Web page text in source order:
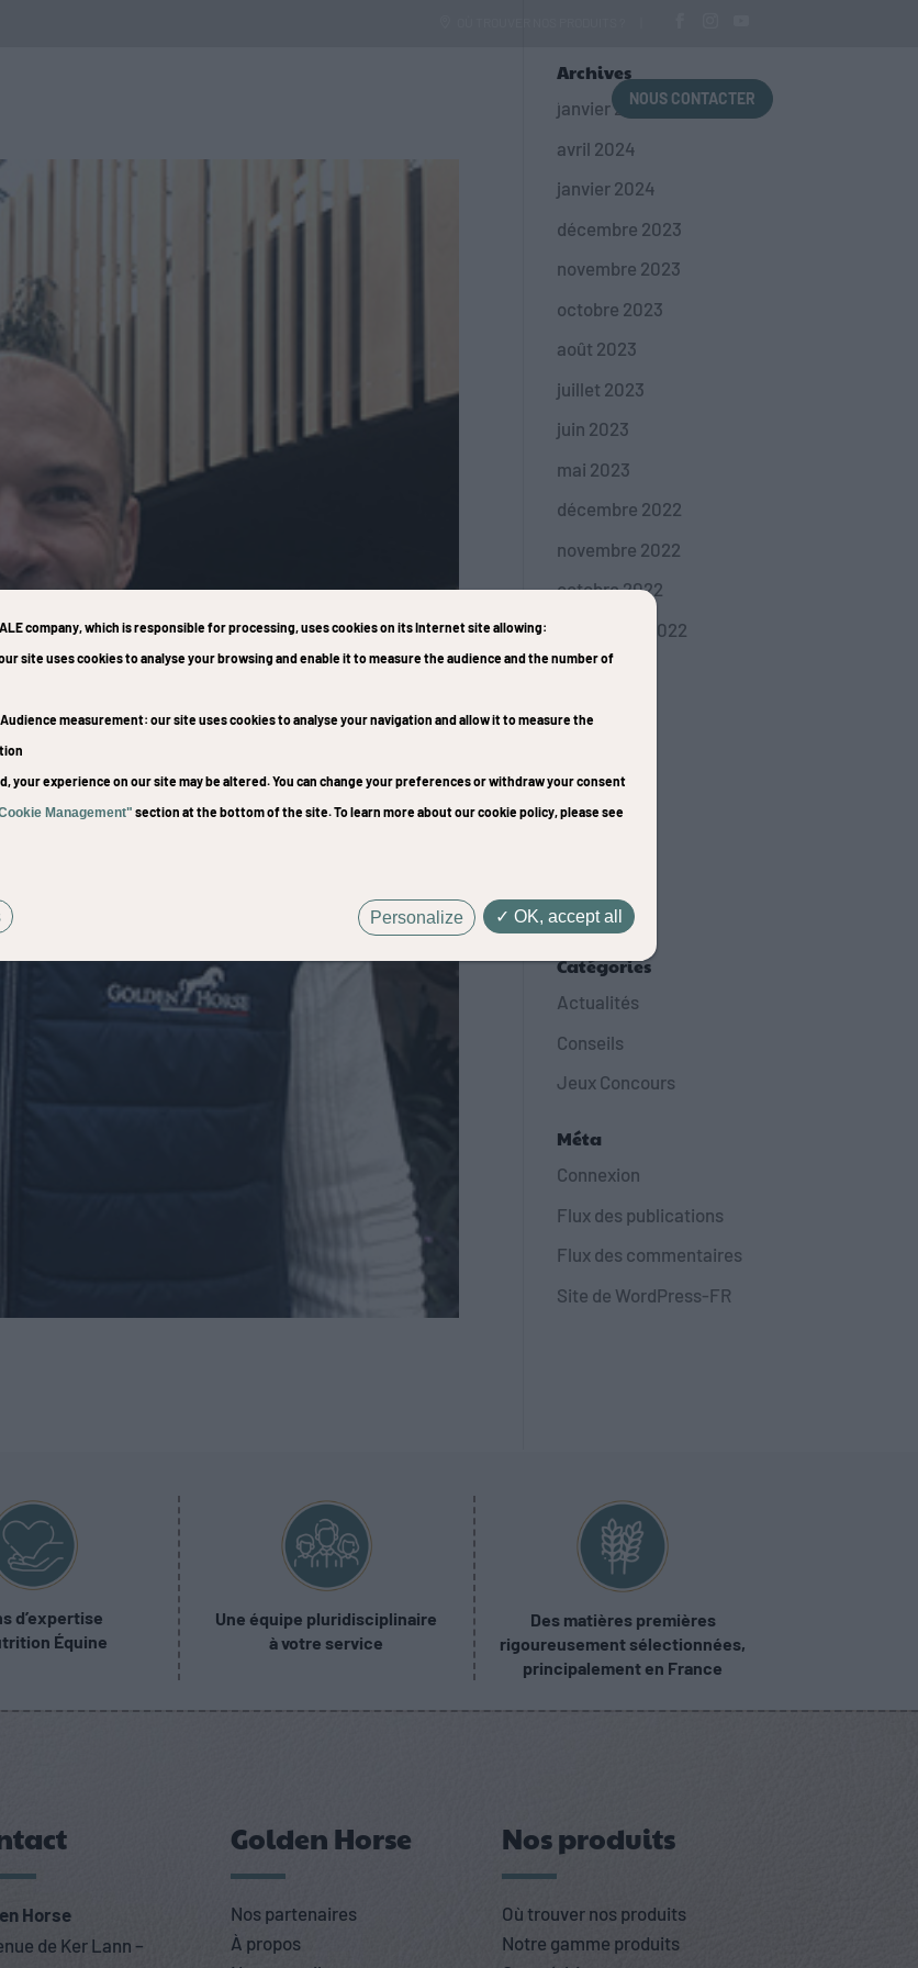
NOUS CONTACTER
Archives
janvier 2026
avril 2024
janvier 2024
décembre 2023
novembre 2023
octobre 2023
août 2023
juillet 2023
juin 2023
mai 2023
décembre 2022
novembre 2022
octobre 2022
septembre 2022
juillet 2022
mai 2021
janvier 2021
Catégories
Actualités
Conseils
Jeux Concours
Méta
Connexion
Flux des publications
Flux des commentaires
Site de WordPress-FR
d’expertise
Équine
Une équipe pluridisciplinaire
à votre service
Des matières premières
rigoureusement sélectionnées,
principalement en France
Horse
de Ker Lann –
Golden Horse
Nos partenaires
À propos
Nos produits
Où trouver nos produits
Notre gamme produits
company , which is responsible for processing, uses cookies on its Internet site allowing:
site uses cookies to analyse your browsing and enable it to measure the audience and the number of
measurement: our site uses cookies to analyse your navigation and allow it to measure the
your experience on our site may be altered. You can change your preferences or withdraw your consent
Management" section at the bottom of the site. To learn more about our cookie policy, please see
OK, accept all
Personalize